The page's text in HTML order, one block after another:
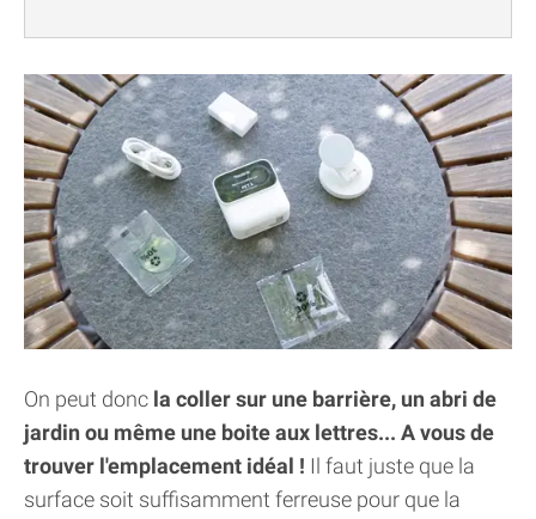
On peut donc la coller sur une barrière, un abri de
jardin ou même une boite aux lettres... A vous de
trouver l'emplacement idéal ! Il faut juste que la
surface soit suffisamment ferreuse pour que la